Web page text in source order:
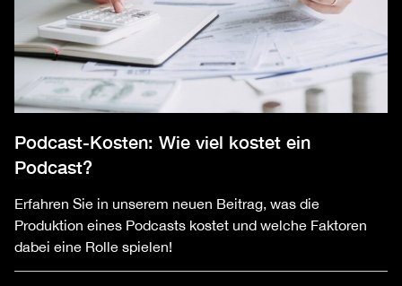
Podcast-Kosten: Wie viel kostet ein
Podcast?
Erfahren Sie in unserem neuen Beitrag, was die
Produktion eines Podcasts kostet und welche Faktoren
dabei eine Rolle spielen!